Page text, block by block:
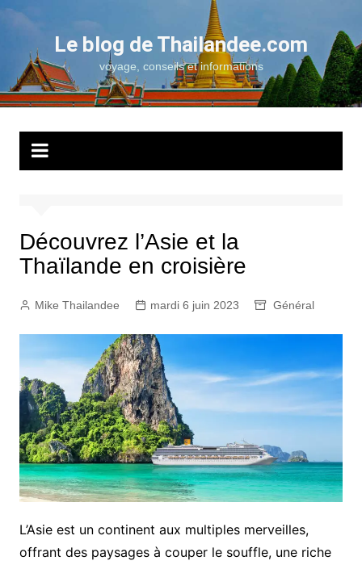
Aller
contenu
Le blog de Thailandee.com
voyage, conseils et informations
Découvrez l’Asie et la
Thaïlande en croisière
Mike Thailandee mardi 6 juin 2023 Général
L’Asie est un continent aux multiples merveilles,
offrant des paysages à couper le souffle, une riche